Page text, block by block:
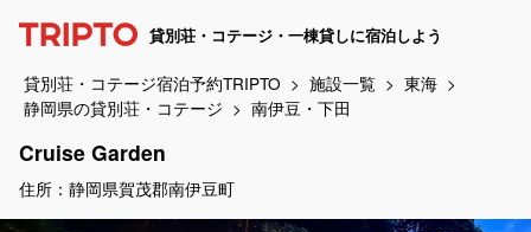
貸別荘・コテージ・一棟貸しに宿泊しよう
貸別荘・コテージ宿泊予約TRIPTO 施設一覧
東海
静岡県の貸別荘・コテージ
南伊豆・下田
Cruise Garden
住所：静岡県賀茂郡南伊豆町